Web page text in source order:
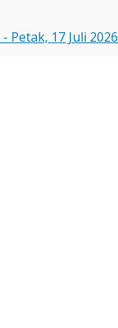
- Petak, 17 Juli 2026